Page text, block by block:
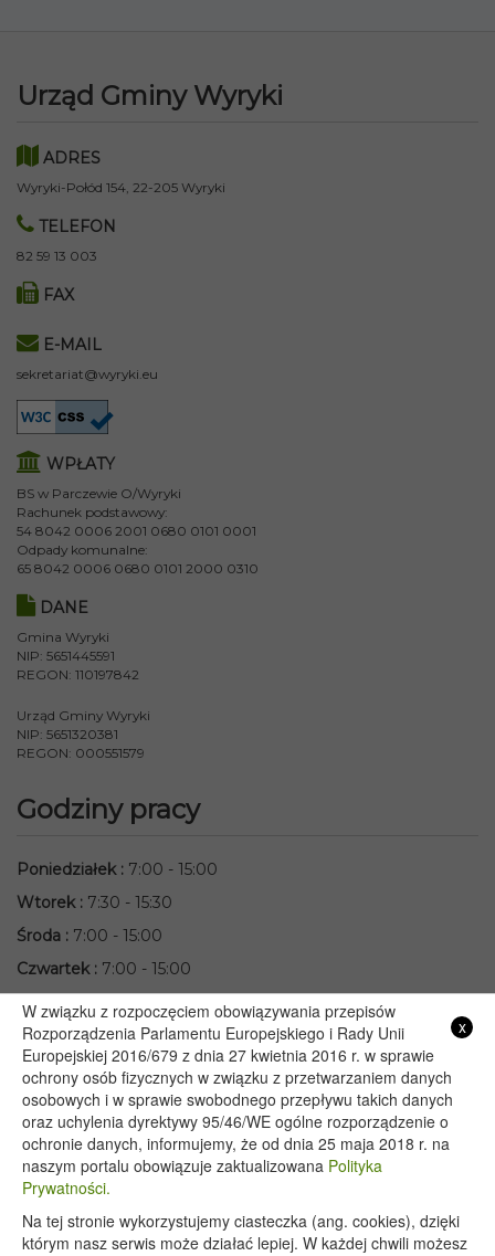
Urząd Gminy Wyryki
ADRES
Wyryki-Połód 154, 22-205 Wyryki
TELEFON
82 59 13 003
FAX
E-MAIL
sekretariat@wyryki.eu
WPŁATY
BS w Parczewie O/Wyryki
Rachunek podstawowy:
54 8042 0006 2001 0680 0101 0001
Odpady komunalne:
65 8042 0006 0680 0101 2000 0310
DANE
Gmina Wyryki
NIP: 5651445591
REGON: 110197842
Urząd Gminy Wyryki
NIP: 5651320381
REGON: 000551579
Godziny pracy
Poniedziałek : 7:00 - 15:00
Wtorek : 7:30 - 15:30
Środa : 7:00 - 15:00
Czwartek : 7:00 - 15:00
Piątek
7:00 - 15:00
Przydatne linki
Starostwo Powiatowe we Włodawie
Lubelski Urząd Wojewódzki w Lublinie
Urząd Marszałkowski Województwa Lubelskiego w Lublinie
Serwis Rzeczypospolitej Polskiej
PGE – Planowane wyłączenia prądu
x
W związku z rozpoczęciem obowiązywania przepisów
Rozporządzenia Parlamentu Europejskiego i Rady Unii
Europejskiej 2016/679 z dnia 27 kwietnia 2016 r. w sprawie
ochrony osób fizycznych w związku z przetwarzaniem danych
osobowych i w sprawie swobodnego przepływu takich danych
oraz uchylenia dyrektywy 95/46/WE ogólne rozporządzenie o
ochronie danych, informujemy, że od dnia 25 maja 2018 r. na
naszym portalu obowiązuje zaktualizowana Polityka
Prywatności.
Na tej stronie wykorzystujemy ciasteczka (ang. cookies), dzięki
którym nasz serwis może działać lepiej. W każdej chwili możesz